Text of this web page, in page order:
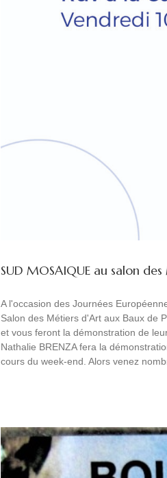
SUD MOSAIQUE au salon
A l'occasion des Journées
Salon des Métiers d'Art aux Baux de
et vous feront la démonstration de
Nathalie BRENZA fera la
cours du week-end. Alors venez